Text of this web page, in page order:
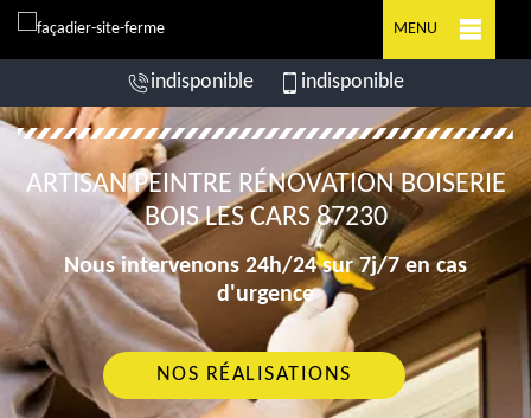
MENU
indisponible indisponible
ARTISAN PEINTRE RÉNOVATION BOISERIE
BOIS LES CARS 87230
Nous intervenons 24h/24 sur 7j/7 en cas
d'urgence
NOS RÉALISATIONS